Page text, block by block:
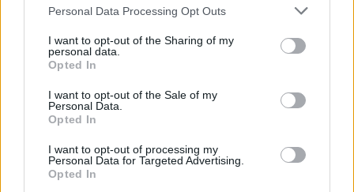
Please note that this website/app uses one or more Google
not limited to your visit or usage behaviour. You may click to
grant or deny consent to Google and its third-party tags to
use your data for below specified purposes in below Google
consent section.
Personal Data Processing Opt Outs
I want to opt-out of the Sharing of my
personal data.
Opted In
I want to opt-out of the Sale of my
Personal Data.
Opted In
I want to opt-out of processing my
Personal Data for Targeted Advertising.
Opted In
Μυστράς: 11 μήνες με
αναστολή στον 55χρονο
που έκρυβε τον νεκρό
– «Ήταν ο τελευταίος
άνθρωπος μου και ήθελα
να τον βλέπω»
Τροχαίο στις
«Ξαφνικά μου ήρθε
οδηγός του